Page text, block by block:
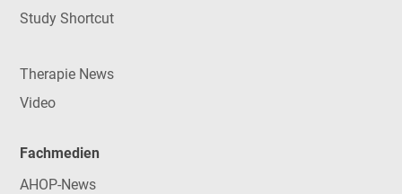
Study Shortcut
Therapie News
Video
Fachmedien
AHOP-News